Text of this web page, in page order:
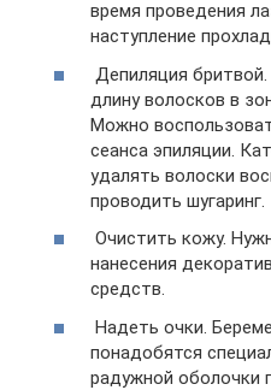
время проведения
наступление
Депиляция
длину волосков в
Можно
сеанса эпиляции.
удалять волоски
проводить шугаринг.
Очистить кожу.
нанесения
средств.
Надеть очки.
понадобятся
радужной оболочки